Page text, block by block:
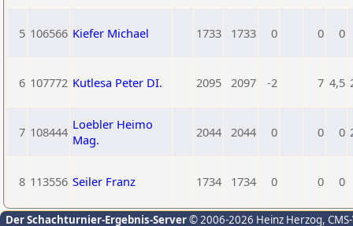
5 106566 Kiefer Michael 1733 1733 0 0 0
6 107772 Kutlesa Peter DI. 2095 2097 -2 7 4,5
7 108444 Loebler Heimo
Mag.
2044 2044 0 0 0
8 113556 Seiler Franz 1734 1734 0 0 0
Der Schachturnier-Ergebnis-Server© 2006-2026 Heinz Herzog,